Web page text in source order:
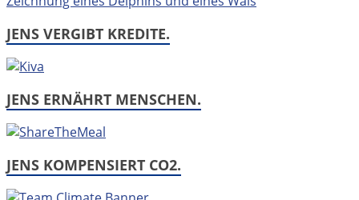
JENS VERGIBT KREDITE.
JENS ERNÄHRT MENSCHEN.
JENS KOMPENSIERT CO2.